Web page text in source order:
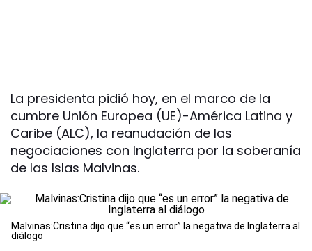
La presidenta pidió hoy, en el marco de la
cumbre Unión Europea (UE)-América Latina y
Caribe (ALC), la reanudación de las
negociaciones con Inglaterra por la soberanía
de las Islas Malvinas.
Malvinas:Cristina dijo que “es un error” la negativa de Inglaterra al
diálogo